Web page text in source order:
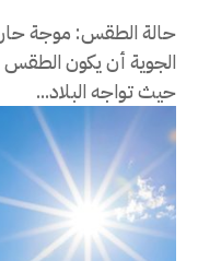
حالة الطقس: موجة
الجوية أن يكون الطقس
حيث تواجه البلاد...